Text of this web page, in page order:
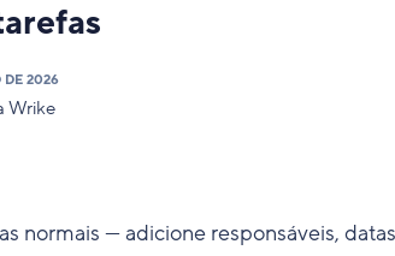
DE 2026
Wrike
normais — adicione responsáveis,